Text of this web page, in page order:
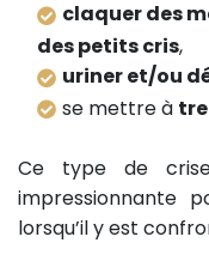
claquer des
des petits cris,
uriner et/ou
se mettre à
Ce type de
impressionnante
lorsqu’il y est